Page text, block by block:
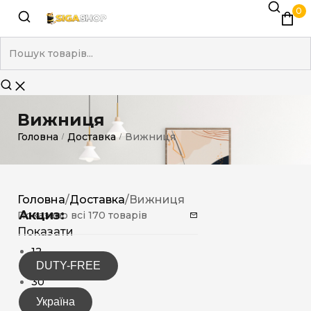
0
Вижниця
Головна / Доставка / Вижниця
Акциз:
DUTY-FREE
Україна
Головна/Доставка/Вижниця
Показано всі 170 товарів
Показати
12
15
30